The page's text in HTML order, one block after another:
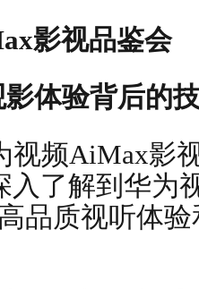
影视品鉴会
体验背后的
视频AiMax影
入了解到华为
品质视听体